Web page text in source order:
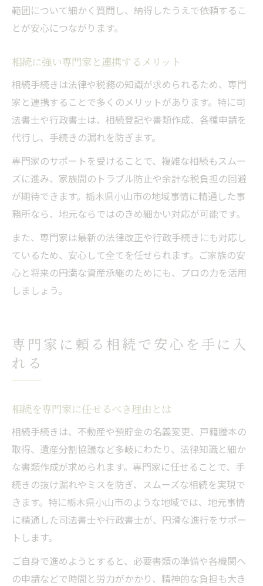
範囲について細かく質問し、納得したうえで依頼するこ
とが安心につながります。
相続に強い専門家と連携するメリット
相続手続きは法律や税務の知識が求められるため、専門
家と連携することで多くのメリットがあります。特に司
法書士や行政書士は、相続登記や書類作成、各種申請を
代行し、手続きの漏れを防ぎます。
専門家のサポートを受けることで、複雑な相続もスムー
ズに進み、家族間のトラブル防止や余計な税負担の回避
が期待できます。栃木県小山市の地域事情に精通した事
務所なら、地元ならではのきめ細かい対応が可能です。
また、専門家は最新の法律改正や行政手続きにも対応し
ているため、安心して全てを任せられます。ご家族の安
心と将来の円満な資産承継のためにも、プロの力を活用
しましょう。
専門家に頼る相続で安心を手に入
れる
相続を専門家に任せるべき理由とは
相続手続きは、不動産や預貯金の名義変更、戸籍謄本の
取得、遺産分割協議など多岐にわたり、法律知識と細か
な書類作成が求められます。専門家に任せることで、手
続きの抜け漏れやミスを防ぎ、スムーズな相続を実現で
きます。特に栃木県小山市のような地域では、地元事情
に精通した司法書士や行政書士が、円滑な進行をサポー
トします。
ご自身で進めようとすると、必要書類の準備や各機関へ
の申請などで時間と労力がかかり、精神的な負担も大き